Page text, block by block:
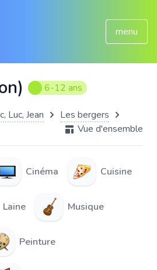
menu
6-12 ans
Luc, Jean
Les bergers
Vue d'ensemble
Cinéma Cuisine
Laine Musique
Peinture